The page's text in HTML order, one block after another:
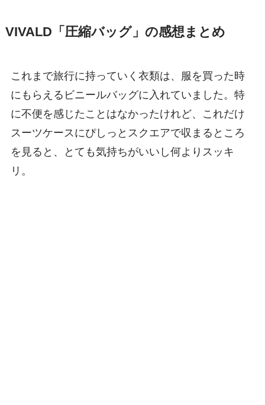
VIVALD「圧縮バッグ」の感想まとめ
これまで旅行に持っていく衣類は、服を買った時
にもらえるビニールバッグに入れていました。特
に不便を感じたことはなかったけれど、これだけ
スーツケースにぴしっとスクエアで収まるところ
を見ると、とても気持ちがいいし何よりスッキ
リ。